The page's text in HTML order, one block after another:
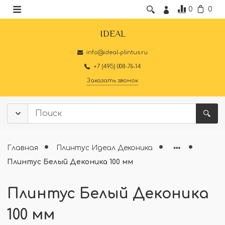
0 0
IDEAL
info@ideal-plintus.ru
+7 (495) 008-76-14
Заказать звонок
Главная
Плинтус Идеал Деконика
Плинтус Белый Деконика 100 мм
Плинтус Белый Деконика
100 мм